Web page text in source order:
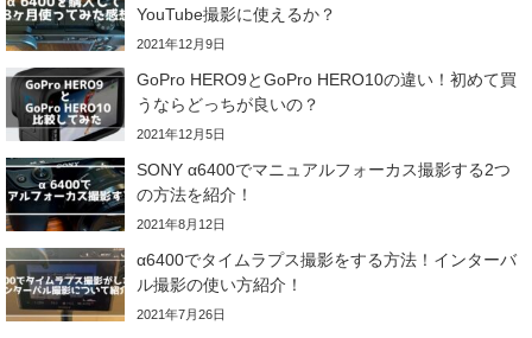
YouTube撮影に使えるか？
2021年12月9日
GoPro HERO9とGoPro HERO10の違い！初めて買
うならどっちが良いの？
2021年12月5日
SONY α6400でマニュアルフォーカス撮影する2つ
の方法を紹介！
2021年8月12日
α6400でタイムラプス撮影をする方法！インターバ
ル撮影の使い方紹介！
2021年7月26日